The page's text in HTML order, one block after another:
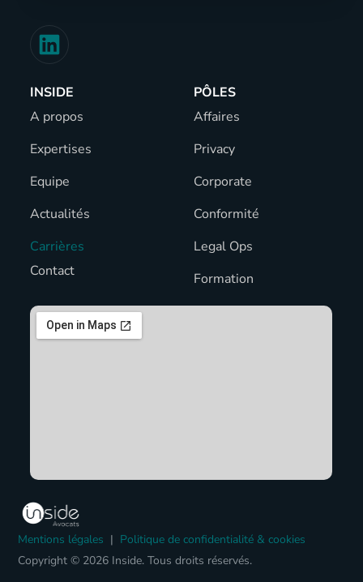
INSIDE
A propos
Expertises
Equipe
Actualités
Carrières
Contact
PÔLES
Affaires
Privacy
Corporate
Conformité
Legal Ops
Formation
Mentions légales | Politique de confidentialité & cookies
Copyright © 2026 Inside. Tous droits réservés.